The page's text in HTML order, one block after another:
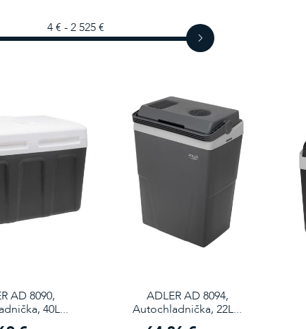
4 € - 2 525 €
AD 8090,
40L...
ADLER AD 8094,
Autochladnička, 22L...